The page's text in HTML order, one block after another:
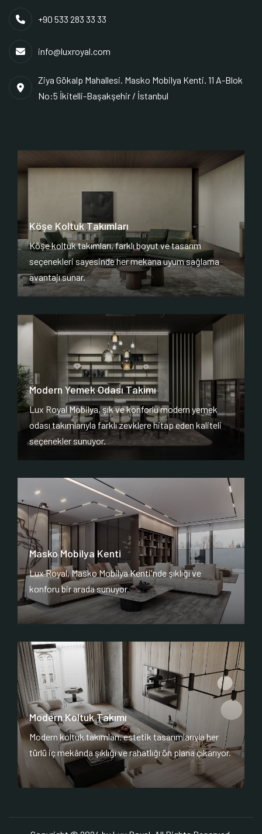
+90 533 283 33 33
info@luxroyal.com
Ziya Gökalp Mahallesi. Masko Mobilya Kenti. 11 A-Blok
No:5 İkitelli-Başakşehir / İstanbul
Köşe Koltuk Takımları
Köşe koltuk takımları, farklı boyut ve tasarım
seçenekleri sayesinde her mekana uyum sağlama
avantajı sunar.
Modern Yemek Odası Takımı
Lux Royal Mobilya, şık ve konforlu modern yemek
odası takımlarıyla farklı zevklere hitap eden kaliteli
seçenekler sunuyor.
Masko Mobilya Kenti
Lux Royal, Masko Mobilya Kenti'nde şıklığı ve
konforu bir arada sunuyor.
Modern Koltuk Takımı
Modern koltuk takımları, estetik tasarımlarıyla her
türlü iç mekânda şıklığı ve rahatlığı ön plana çıkarıyor.